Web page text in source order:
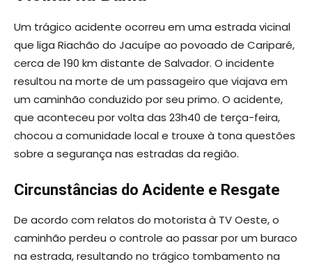
Um trágico acidente ocorreu em uma estrada vicinal
que liga Riachão do Jacuípe ao povoado de Cariparé,
cerca de 190 km distante de Salvador. O incidente
resultou na morte de um passageiro que viajava em
um caminhão conduzido por seu primo. O acidente,
que aconteceu por volta das 23h40 de terça-feira,
chocou a comunidade local e trouxe à tona questões
sobre a segurança nas estradas da região.
Circunstâncias do Acidente e Resgate
De acordo com relatos do motorista à TV Oeste, o
caminhão perdeu o controle ao passar por um buraco
na estrada, resultando no trágico tombamento na